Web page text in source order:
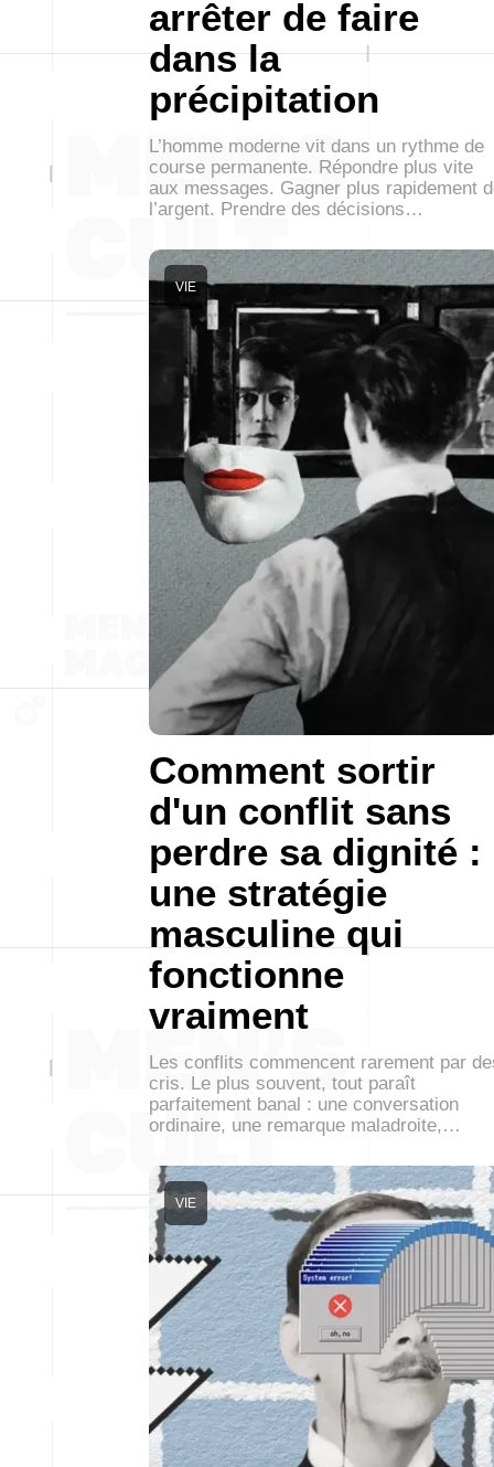
arrêter de faire
dans la
précipitation
L’homme moderne vit dans un rythme de
course permanente. Répondre plus vite
aux messages. Gagner plus rapidement
l’argent. Prendre des décisions…
Comment sortir
d'un conflit sans
perdre sa dignité :
une stratégie
masculine qui
fonctionne
vraiment
VIE
Les conflits commencent rarement par
cris. Le plus souvent, tout paraît
parfaitement banal : une conversation
ordinaire, une remarque maladroite,…
VIE